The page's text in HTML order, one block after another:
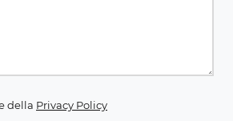
della Privacy Policy